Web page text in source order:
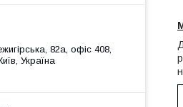
82а, офіс 408,
Україна